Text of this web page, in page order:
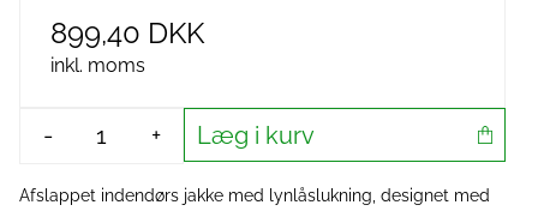
899,40 DKK
inkl. moms
- + Læg i kurv
Afslappet indendørs jakke med lynlåslukning, designet med